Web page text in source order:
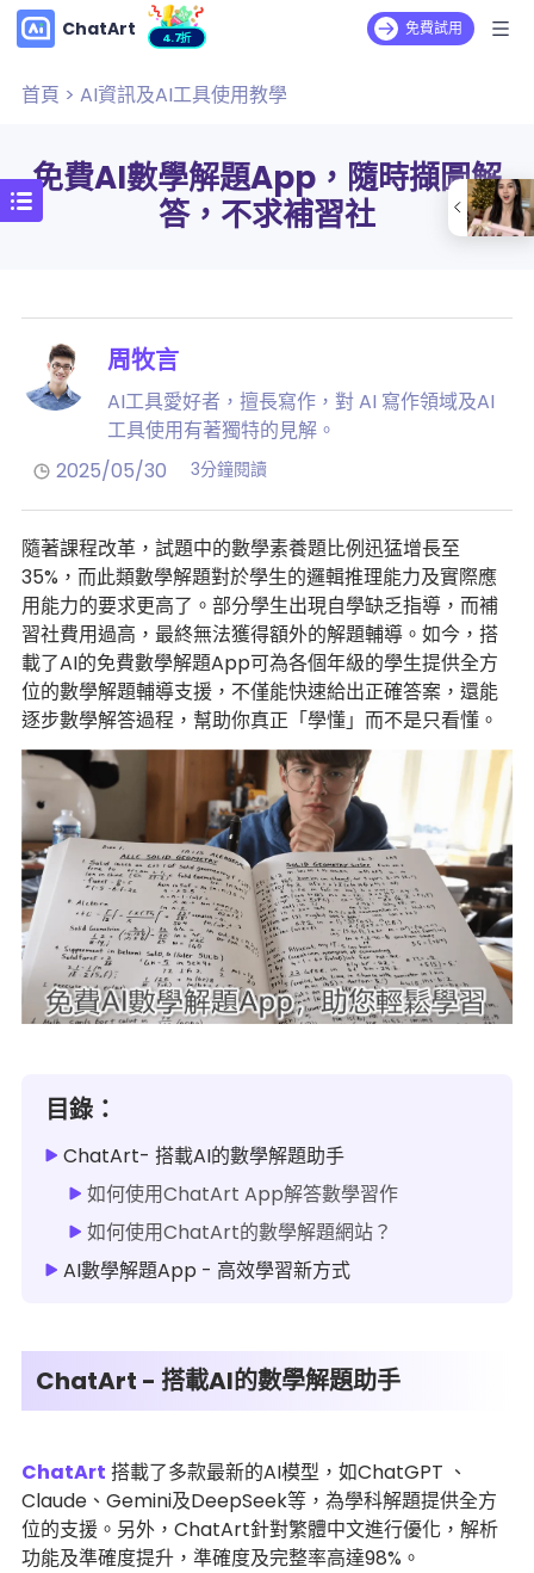
ChatArt 4.7折 免費試用
首頁 > AI資訊及AI工具使用教學
免費AI數學解題App，隨時擷圖解
答，不求補習社
周牧言
AI工具愛好者，擅長寫作，對 AI 寫作領域及AI
工具使用有著獨特的見解。
2025/05/30
3分鐘閱讀
隨著課程改革，試題中的數學素養題比例迅猛增長至
35%，而此類數學解題對於學生的邏輯推理能力及實際應
用能力的要求更高了。部分學生出現自學缺乏指導，而補
習社費用過高，最終無法獲得額外的解題輔導。如今，搭
載了AI的免費數學解題App可為各個年級的學生提供全方
位的數學解題輔導支援，不僅能快速給出正確答案，還能
逐步數學解答過程，幫助你真正「學懂」而不是只看懂。
目錄：
ChatArt- 搭載AI的數學解題助手
如何使用ChatArt App解答數學習作
如何使用ChatArt的數學解題網站？
AI數學解題App - 高效學習新方式
ChatArt - 搭載AI的數學解題助手
ChatArt 搭載了多款最新的AI模型，如ChatGPT 、
Claude、Gemini及DeepSeek等，為學科解題提供全方
位的支援。另外，ChatArt針對繁體中文進行優化，解析
功能及準確度提升，準確度及完整率高達98%。